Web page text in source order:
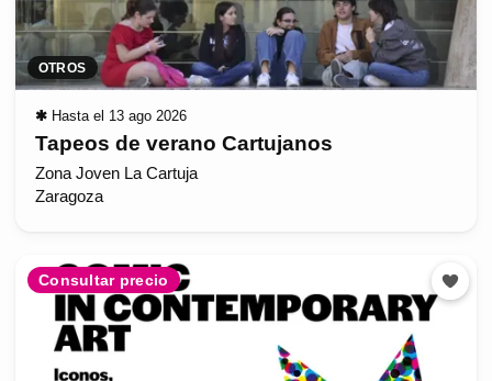
OTROS
✱ Hasta el 13 ago 2026
Tapeos de verano Cartujanos
Zona Joven La Cartuja
Zaragoza
Consultar precio